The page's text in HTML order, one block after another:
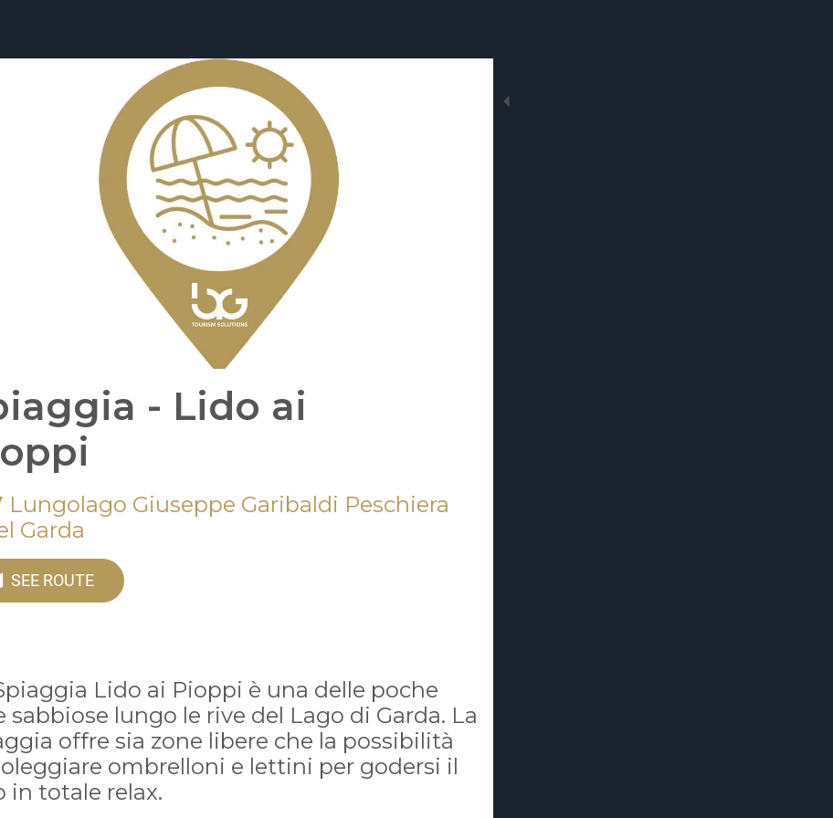
- Lido ai
Lungolago Giuseppe Garibaldi Peschiera
Garda
SEE ROUTE
Lido ai Pioppi è una delle poche
sabbiose lungo le rive del Lago di Garda. La
offre sia zone libere che la possibilità
ombrelloni e lettini per godersi il
in totale relax.